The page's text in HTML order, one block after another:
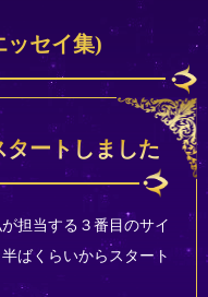
ッセイ集)
タートしました
担当する３番目のサイ
ばくらいからスタート